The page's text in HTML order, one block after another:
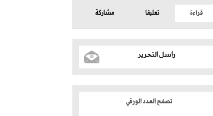
قراءة تعليقا مشاركة
راسل التحرير
تصفح العدد الورقي